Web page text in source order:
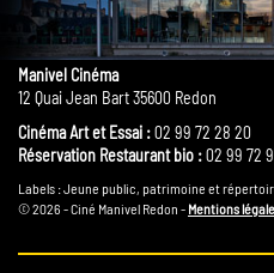
Manivel Cinéma
12 Quai Jean Bart 35600 Redon
Cinéma Art et Essai :02 99 72 28 20
Réservation Restaurant bio :02 99 72
Labels : Jeune public, patrimoine et
© 2026 - Ciné Manivel Redon - Mentions